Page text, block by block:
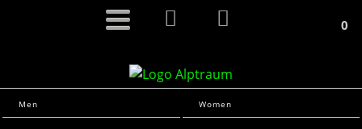
0
Men Women